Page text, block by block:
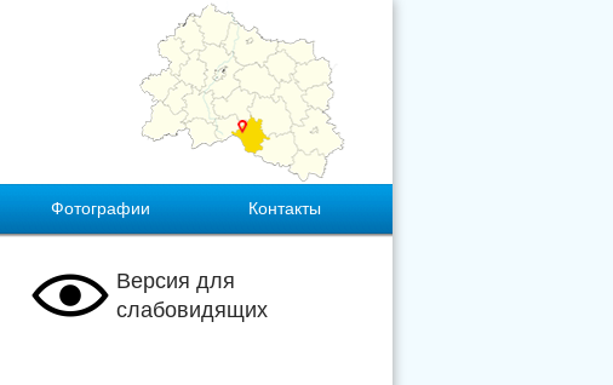
Фотографии Контакты
Версия для
слабовидящих